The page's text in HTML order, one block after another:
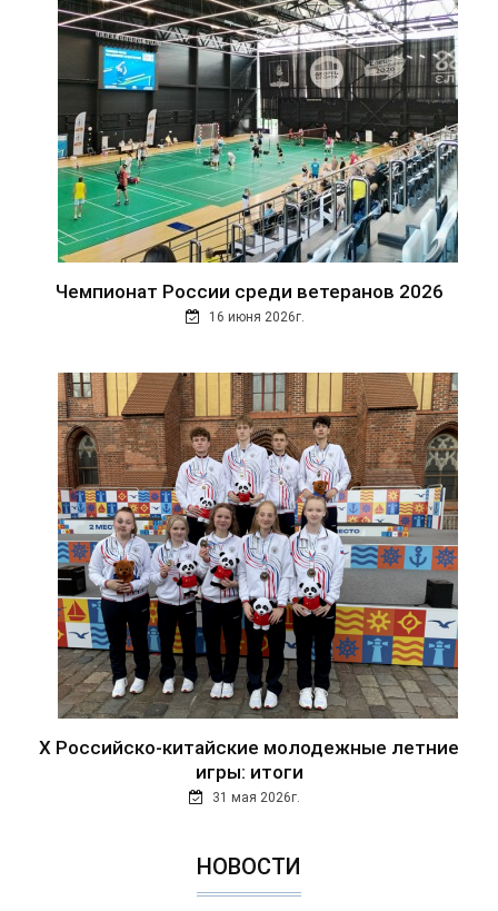
Чемпионат России среди ветеранов 2026
16 июня 2026г.
Х Российско-китайские молодежные летние
игры: итоги
31 мая 2026г.
НОВОСТИ